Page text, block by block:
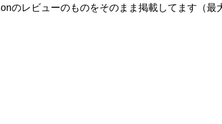
のレビューのものをそのまま掲載してます（